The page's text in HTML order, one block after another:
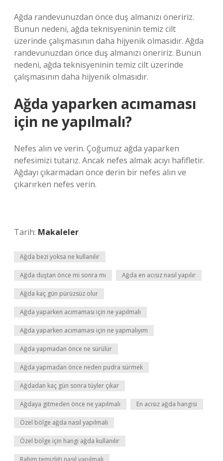
Ağda randevunuzdan önce duş almanızı öneririz.
Bunun nedeni, ağda teknisyeninin temiz cilt
üzerinde çalışmasının daha hijyenik olmasıdır. Ağda
randevunuzdan önce duş almanızı öneririz. Bunun
nedeni, ağda teknisyeninin temiz cilt üzerinde
çalışmasının daha hijyenik olmasıdır.
Ağda yaparken acımaması
için ne yapılmalı?
Nefes alın ve verin. Çoğumuz ağda yaparken
nefesimizi tutarız. Ancak nefes almak acıyı hafifletir.
Ağdayı çıkarmadan önce derin bir nefes alın ve
çıkarırken nefes verin.
Tarih: Makaleler
Ağda bezi yoksa ne kullanılır
Ağda duştan önce mi sonra mı Ağda en acısız nasıl yapılır
Ağda kaç gün pürüzsüz olur
Ağda yaparken acımaması için ne yapılmalı
Ağda yaparken acımaması için ne yapmalıyım
Ağda yapmadan önce ne sürülür
Ağda yapmadan önce neden pudra sürmek
Ağdadan kaç gün sonra tüyler çıkar
Ağdaya gitmeden önce ne yapılmalı En acısız ağda hangisi
Özel bölge ağda nasıl yapılmalı
Özel bölge için hangi ağda kullanılır
Rahim temizliği nasıl yapılmalı